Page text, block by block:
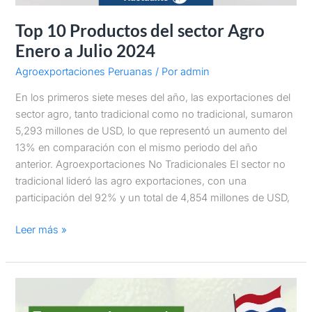
Top 10 Productos del sector Agro
Enero a Julio 2024
Agroexportaciones Peruanas / Poradmin
En los primeros siete meses del año, las exportaciones del
sector agro, tanto tradicional como no tradicional, sumaron
5,293 millones de USD, lo que representó un aumento del
13% en comparación con el mismo periodo del año
anterior. Agroexportaciones No Tradicionales El sector no
tradicional lideró las agro exportaciones, con una
participación del 92% y un total de 4,854 millones de USD,
Leer más »